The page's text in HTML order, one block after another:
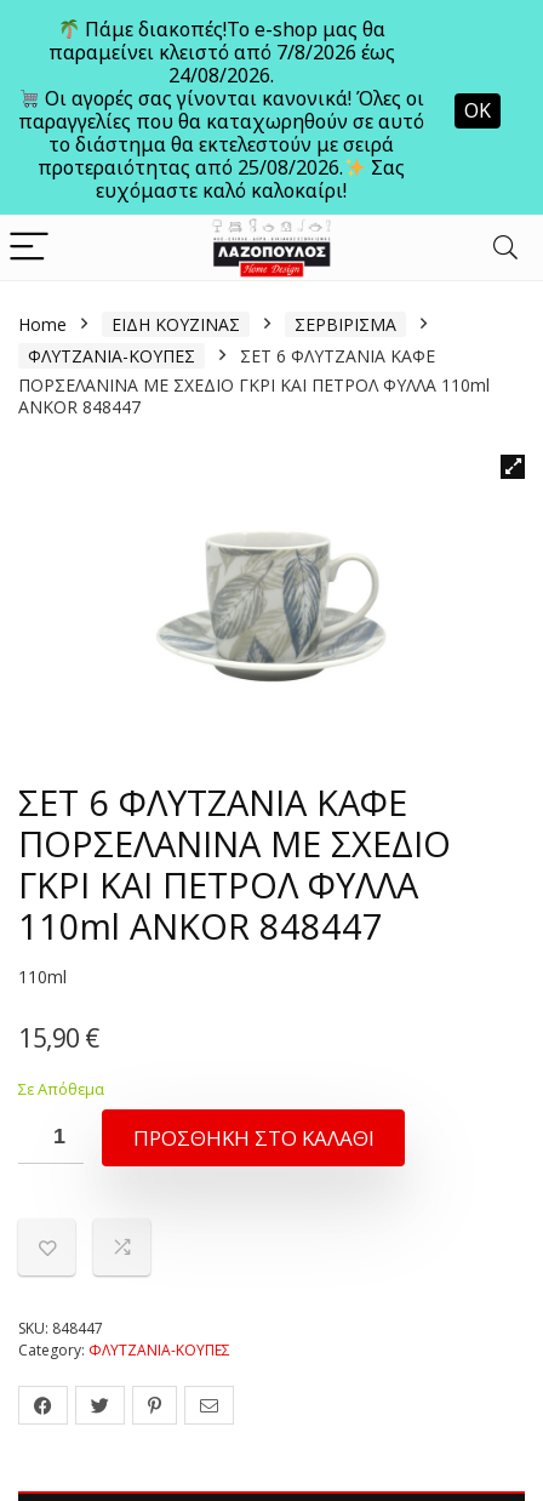
Home ΕΙΔΗ ΚΟΥΖΙΝΑΣ
ΣΕΡΒΙΡΙΣΜΑ
ΦΛΥΤΖΑΝΙΑ-ΚΟΥΠΕΣ
ΣΕΤ 6 ΦΛΥΤΖΑΝΙΑ ΚΑΦΕ
ΠΟΡΣΕΛΑΝΙΝΑ ΜΕ ΣΧΕΔΙΟ ΓΚΡΙ ΚΑΙ ΠΕΤΡΟΛ ΦΥΛΛΑ 110ml
ANKOR 848447
ΣΕΤ 6 ΦΛΥΤΖΑΝΙΑ ΚΑΦΕ
ΠΟΡΣΕΛΑΝΙΝΑ ΜΕ ΣΧΕΔΙΟ
ΓΚΡΙ ΚΑΙ ΠΕΤΡΟΛ ΦΥΛΛΑ
110ml ANKOR 848447
110ml
15,90 €
Σε Απόθεμα
ΠΡΟΣΘΉΚΗ ΣΤΟ ΚΑΛΆΘΙ
SKU: 848447
Category: ΦΛΥΤΖΑΝΙΑ-ΚΟΥΠΕΣ
Πάμε διακοπές!Το e-shop μας θα
παραμείνει κλειστό από 7/8/2026 έως
24/08/2026.
Οι αγορές σας γίνονται κανονικά! Όλες οι
παραγγελίες που θα καταχωρηθούν σε αυτό
το διάστημα θα εκτελεστούν με σειρά
προτεραιότητας από 25/08/2026.
Σας
ευχόμαστε καλό καλοκαίρι!
ΟΚ